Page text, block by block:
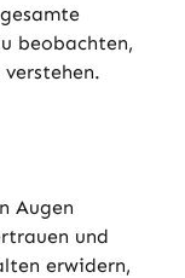
beobachten,
Augen
und
erwidern,